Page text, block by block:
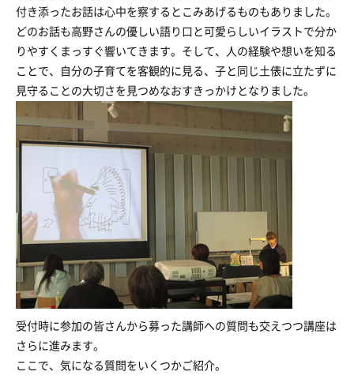
付き添ったお話は心中を察するとこみあげるものもありました。
どのお話も高野さんの優しい語り口と可愛らしいイラストで分か
りやすくまっすぐ響いてきます。そして、人の経験や想いを知る
ことで、自分の子育てを客観的に見る、子と同じ土俵に立たずに
見守ることの大切さを見つめなおすきっかけとなりました。
受付時に参加の皆さんから募った講師への質問も交えつつ講座は
さらに進みます。
ここで、気になる質問をいくつかご紹介。